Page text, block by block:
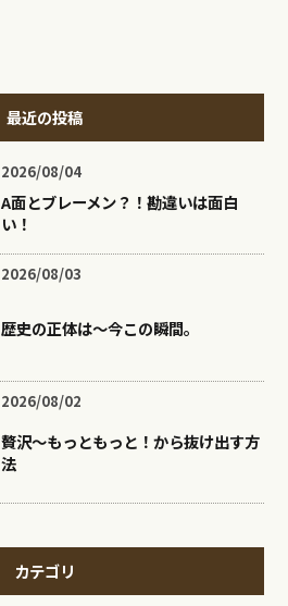
最近の投稿
2026/08/04
A面とブレーメン？！勘違いは面白
い！
2026/08/03
歴史の正体は〜今この瞬間。
2026/08/02
贅沢〜もっともっと！から抜け出す方
法
カテゴリ